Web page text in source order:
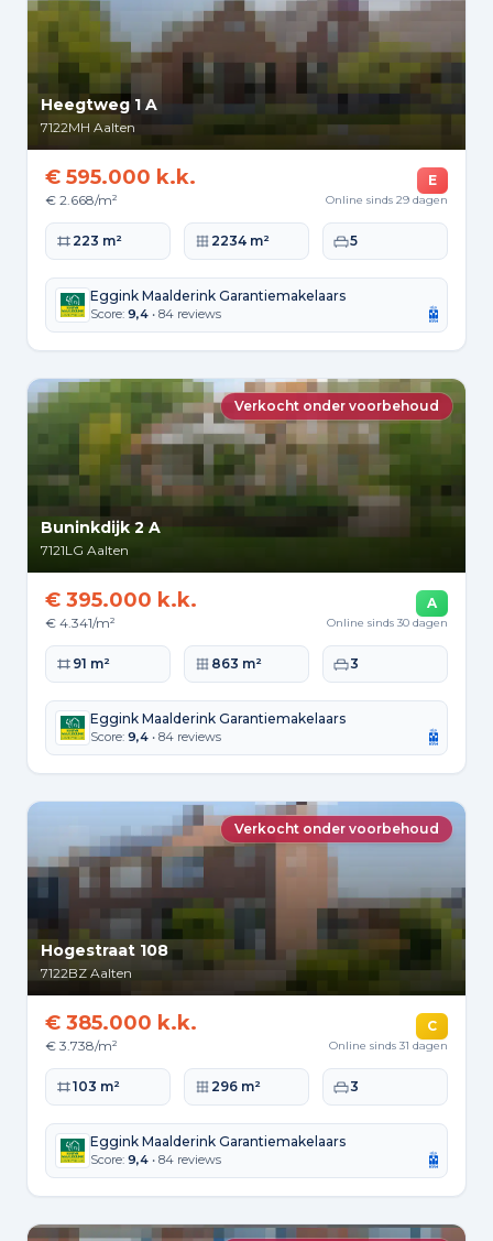
Heegtweg 1 A
7122MH Aalten
€ 595.000 k.k.
€ 2.668/m²
E
Online sinds 29 dagen
Woonoppervlakte
223 m² Perceeloppervlakte
2234 m² Slaapkamers
5
Eggink Maalderink Garantiemakelaars
Score: 9,4 • 84 reviews
Verkocht onder voorbehoud
Buninkdijk 2 A
7121LG Aalten
€ 395.000 k.k.
€ 4.341/m²
A
Online sinds 30 dagen
Woonoppervlakte
91 m² Perceeloppervlakte
863 m² Slaapkamers
3
Eggink Maalderink Garantiemakelaars
Score: 9,4 • 84 reviews
Verkocht onder voorbehoud
Hogestraat 108
7122BZ Aalten
€ 385.000 k.k.
€ 3.738/m²
C
Online sinds 31 dagen
Woonoppervlakte
103 m² Perceeloppervlakte
296 m² Slaapkamers
3
Eggink Maalderink Garantiemakelaars
Score: 9,4 • 84 reviews